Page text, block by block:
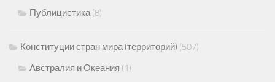
Публицистика(8)
Конституции стран мира (территорий) (507)
Австралия и Океания (1)